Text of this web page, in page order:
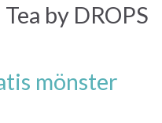
by DROPS
mönster